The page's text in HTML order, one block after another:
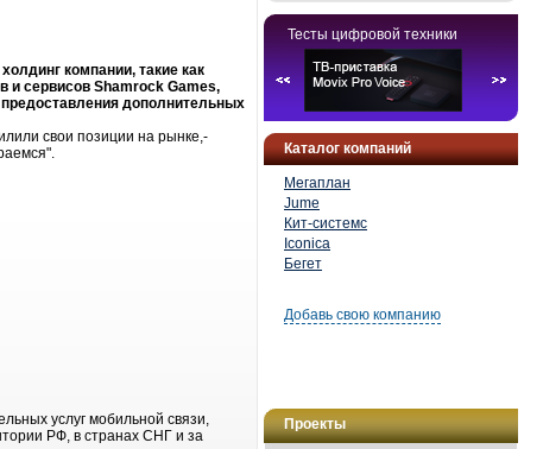
Тесты цифровой техники
Каталог компаний
Мегаплан
Jume
Кит-системс
Iconica
Бегет
Добавь свою компанию
Проекты
компании, такие как
и сервисов Shamrock Games,
дополнительных
свои позиции на рынке,-
услуг мобильной связи,
РФ, в странах СНГ и за